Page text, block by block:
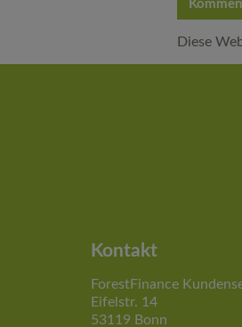
Diese
Kontakt
ForestFinance
Eifelstr. 14
53119 Bonn